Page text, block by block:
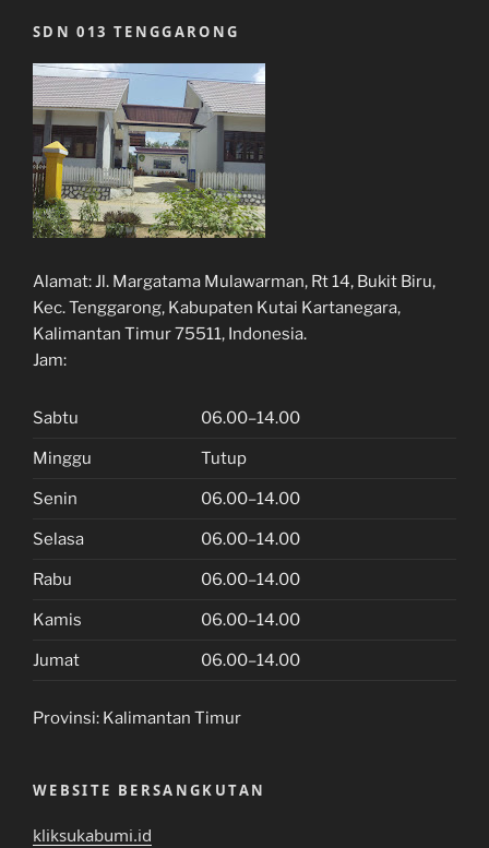
SDN 013 TENGGARONG
Alamat:Jl. Margatama Mulawarman, Rt 14, Bukit Biru,
Kec. Tenggarong, Kabupaten Kutai Kartanegara,
Kalimantan Timur 75511, Indonesia.
Jam:
Sabtu 06.00–14.00
Minggu Tutup
Senin 06.00–14.00
Selasa 06.00–14.00
Rabu 06.00–14.00
Kamis 06.00–14.00
Jumat 06.00–14.00
Provinsi: Kalimantan Timur
WEBSITE BERSANGKUTAN
kliksukabumi.id